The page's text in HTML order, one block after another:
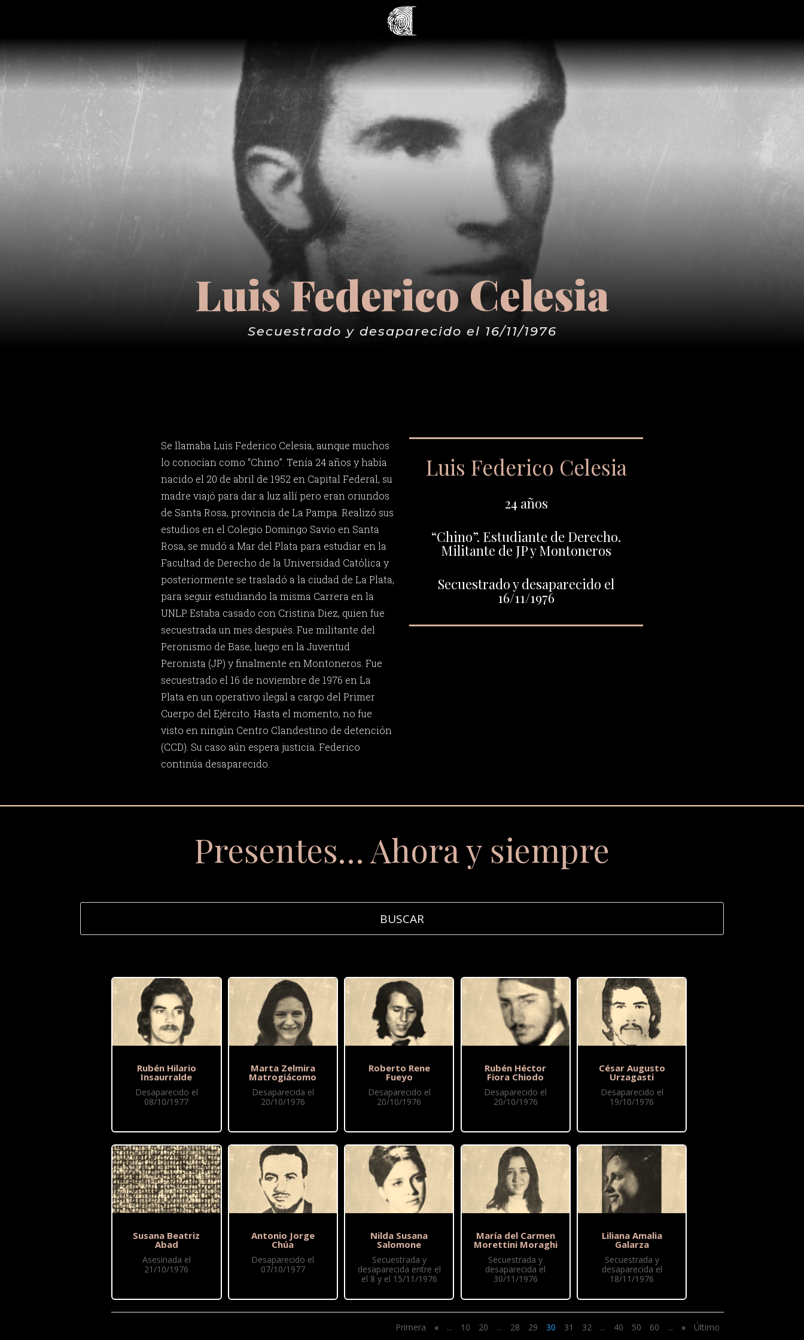
Luis Federico Celesia
Secuestrado y desaparecido el 16/11/1976
Se llamaba Luis Federico Celesia, aunque muchos
lo conocían como “Chino”. Tenía 24 años y había
nacido el 20 de abril de 1952 en Capital Federal, su
madre viajó para dar a luz allí pero eran oriundos
de Santa Rosa, provincia de La Pampa. Realizó sus
estudios en el Colegio Domingo Savio en Santa
Rosa, se mudó a Mar del Plata para estudiar en la
Facultad de Derecho de la Universidad Católica y
posteriormente se trasladó a la ciudad de La Plata,
para seguir estudiando la misma Carrera en la
UNLP. Estaba casado con Cristina Diez, quien fue
secuestrada un mes después. Fue militante del
Peronismo de Base, luego en la Juventud
Peronista (JP) y finalmente en Montoneros. Fue
secuestrado el 16 de noviembre de 1976 en La
Plata en un operativo ilegal a cargo del Primer
Cuerpo del Ejército. Hasta el momento, no fue
visto en ningún Centro Clandestino de detención
(CCD). Su caso aún espera justicia. Federico
continúa desaparecido.
Luis Federico Celesia
24 años
“Chino”. Estudiante de Derecho.
Militante de JP y Montoneros
Secuestrado y desaparecido el
16/11/1976
Presentes… Ahora y siempre
Rubén Hilario
Insaurralde
Desaparecido el
08/10/1977
Susana Beatriz
Abad
Asesinada el
21/10/1976
Marta Zelmira
Matrogiácomo
Desaparecida el
20/10/1976
Antonio Jorge
Chúa
Desaparecido el
07/10/1977
Roberto Rene
Fueyo
Desaparecido el
20/10/1976
Nilda Susana
Salomone
Secuestrada y
desaparecida entre el
el 8 y el 15/11/1976
Rubén Héctor
Fiora Chiodo
Desaparecido el
20/10/1976
María del Carmen
Morettini Moraghi
Secuestrada y
desaparecida el
30/11/1976
César Augusto
Urzagasti
Desaparecido el
19/10/1976
Liliana Amalia
Galarza
Secuestrada y
desaparecida el
18/11/1976
Primera « ... 10 20 ... 28 29 30 31 32 ... 40 50 60 ... » Último